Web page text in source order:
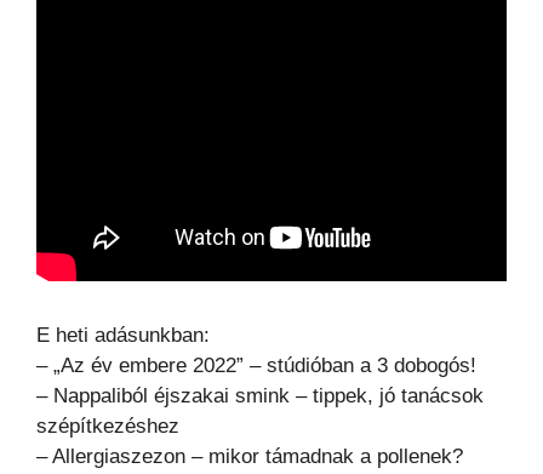
E heti adásunkban:
– „Az év embere 2022” – stúdióban a 3 dobogós!
– Nappaliból éjszakai smink – tippek, jó tanácsok
szépítkezéshez
– Allergiaszezon – mikor támadnak a pollenek?